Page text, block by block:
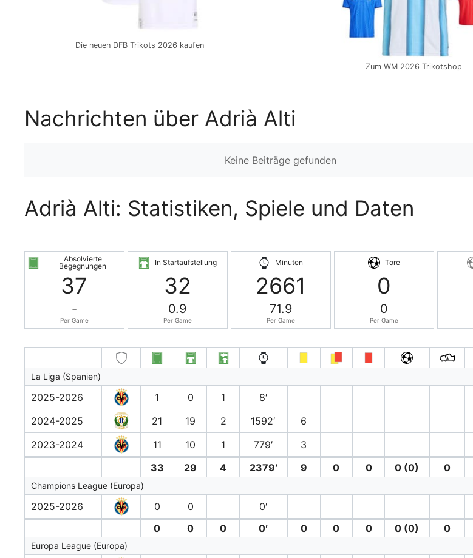
Die neuen DFB Trikots 2026 kaufen
Zum WM 2026 Trikotshop
Nachrichten über Adrià Alti
Keine Beiträge gefunden
Adrià Alti: Statistiken, Spiele und Daten
Absolvierte
Begegnungen
37
-
Per Game
In Startaufstellung
32
0.9
Per Game
Minuten
2661
71.9
Per Game
Tore
0
0
Per Game
La Liga (Spanien)
2025-2026 1 0 1 8′
2024-2025 21 19 2 1592′ 6
2023-2024 11 10 1 779′ 3
33 29 4 2379′ 9 0 0 0 (0) 0
Champions League (Europa)
2025-2026 0 0
0′
0
0 0 0′ 0 0 0 0 (0) 0
Europa League (Europa)